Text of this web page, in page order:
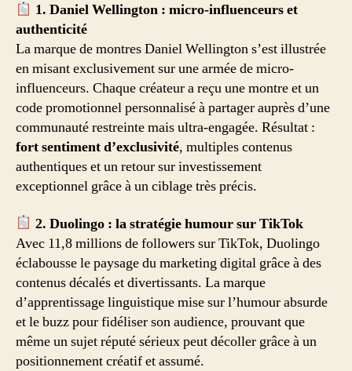
1. Daniel Wellington : micro-influenceurs et
authenticité
La marque de montres Daniel Wellington s’est illustrée
en misant exclusivement sur une armée de micro-
influenceurs. Chaque créateur a reçu une montre et un
code promotionnel personnalisé à partager auprès d’une
communauté restreinte mais ultra-engagée. Résultat :
fort sentiment d’exclusivité, multiples contenus
authentiques et un retour sur investissement
exceptionnel grâce à un ciblage très précis.
2. Duolingo : la stratégie humour sur TikTok
Avec 11,8 millions de followers sur TikTok, Duolingo
éclabousse le paysage du marketing digital grâce à des
contenus décalés et divertissants. La marque
d’apprentissage linguistique mise sur l’humour absurde
et le buzz pour fidéliser son audience, prouvant que
même un sujet réputé sérieux peut décoller grâce à un
positionnement créatif et assumé.